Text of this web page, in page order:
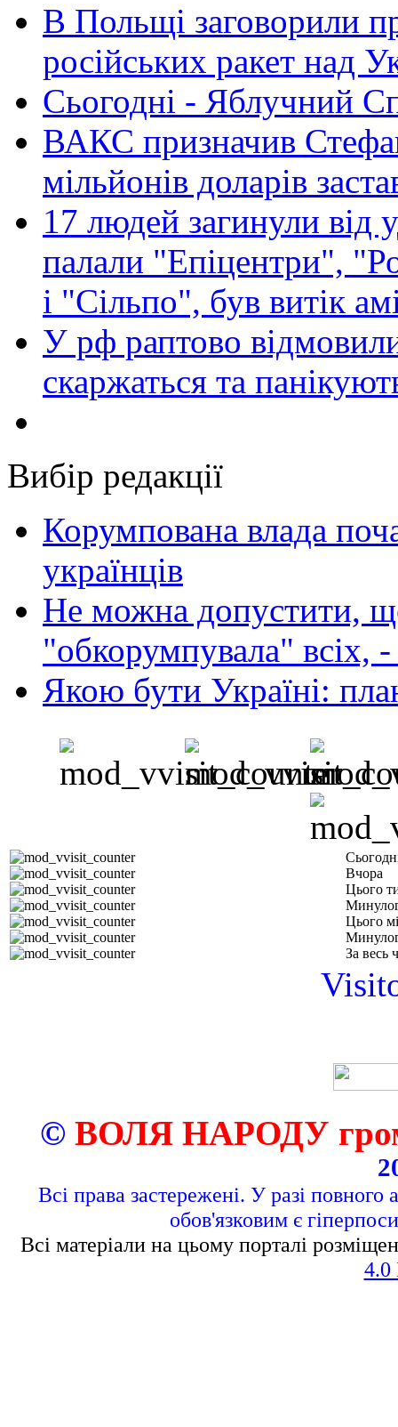
В Польщі заговорили
російських ракет над
Сьогодні - Яблучний
ВАКС призначив
мільйонів доларів
17 людей загинули від
палали "Епіцентри",
і "Сільпо", був витік
У рф раптово
скаржаться та
Вибір редакції
Корумпована влада
українців
Не можна допустити,
"обкорумпувала" всіх,
Якою бути Україні:
Вчора
Цього
Цього
За весь
© ВОЛЯ НАРОДУ
Всі права застережені. У разі повного
обов'язковим є
Всі матеріали на цьому порталі
4.0